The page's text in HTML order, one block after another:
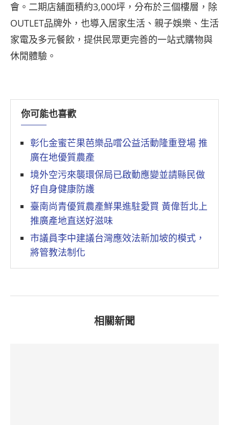
會。二期店舖面積約3,000坪，分布於三個樓層，除
OUTLET品牌外，也導入居家生活、親子娛樂、生活
家電及多元餐飲，提供民眾更完善的一站式購物與
休閒體驗。
你可能也喜歡
彰化金蜜芒果芭樂品嚐公益活動隆重登場 推
廣在地優質農產
境外空污來襲環保局已啟動應變並請縣民做
好自身健康防護
臺南尚青優質農產鮮果進駐愛買 黃偉哲北上
推廣產地直送好滋味
市議員李中建議台灣應效法新加坡的模式，
將管教法制化
相關新聞